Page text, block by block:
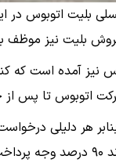
بلیت اتوبوس
بلیت نیز موظف
۵۰ درصد جریمه به همراه
درصد از مبلغ پرداختی